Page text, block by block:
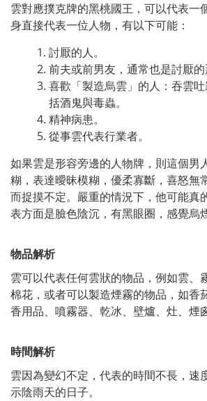
雲對應撲克牌的黑桃國王，可以代表一
身直接代表一位人物，有以下可能：
討厭的人。
前夫或前男友，通常也是討厭的
喜歡「製造烏雲」的人：吞雲
括酒鬼與毒蟲。
精神病患。
從事雲代表行業者。
如果雲是形容旁邊的人物牌，則這個男
糊，表達曖昧模糊，優柔寡斷，喜怒無
而捉摸不定。嚴重的情況下，他可能真
表方面是臉色陰沉，有黑眼圈，感覺烏
物品解析
雲可以代表任何雲狀的物品，例如雲、
棉花，或者可以製造煙霧的物品，如香
香用品、噴霧器、乾冰、壁爐、灶、煙
時間解析
雲因為變幻不定，代表的時間不長，速
示陰雨天的日子。